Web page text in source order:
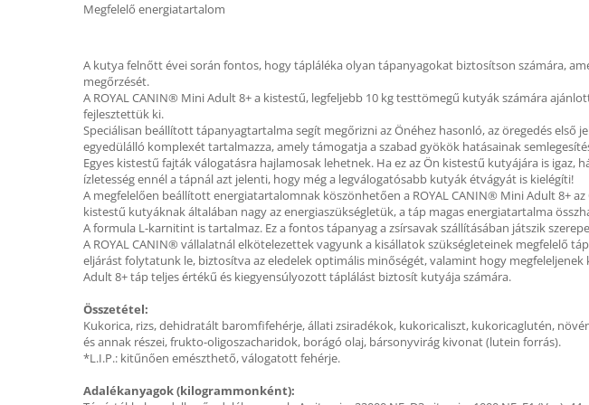
Megfelelő energiatartalom
A kutya felnőtt évei során fontos, hogy tápláléka olyan tápanyagokat biztosítson számára,
megőrzését.
A ROYAL CANIN® Mini Adult 8+ a kistestű, legfeljebb 10 kg testtömegű kutyák számára
fejlesztettük ki.
Speciálisan beállított tápanyagtartalma segít megőrizni az Önéhez hasonló, az öregedés
egyedülálló komplexét tartalmazza, amely támogatja a szabad gyökök hatásainak
Egyes kistestű fajták válogatásra hajlamosak lehetnek. Ha ez az Ön kistestű kutyájára is
ízletesség ennél a tápnál azt jelenti, hogy még a legválogatósabb kutyák étvágyát is kielégíti!
A megfelelően beállított energiatartalomnak köszönhetően a ROYAL CANIN® Mini Adult 8+
kistestű kutyáknak általában nagy az energiaszükségletük, a táp magas energiatartalma
A formula L-karnitint is tartalmaz. Ez a fontos tápanyag a zsírsavak szállításában játszik
A ROYAL CANIN® vállalatnál elkötelezettek vagyunk a kisállatok szükségleteinek megfelelő
eljárást folytatunk le, biztosítva az eledelek optimális minőségét, valamint hogy
Adult 8+ táp teljes értékű és kiegyensúlyozott táplálást biztosít kutyája számára.
Összetétel:
Kukorica, rizs, dehidratált baromfifehérje, állati zsiradékok, kukoricaliszt, kukoricaglutén,
és annak részei, frukto-oligoszacharidok, borágó olaj, bársonyvirág kivonat (lutein forrás).
*L.I.P.: kitűnően emészthető, válogatott fehérje.
Adalékanyagok (kilogrammonként):